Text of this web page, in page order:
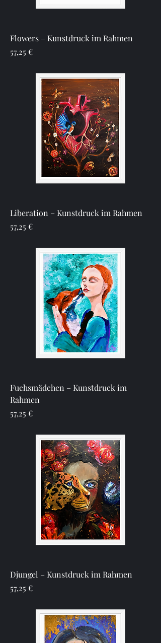
Flowers – Kunstdruck im Rahmen
Preis
57,25 €
Liberation – Kunstdruck im Rahmen
Preis
57,25 €
Fuchsmädchen – Kunstdruck im
Rahmen
Preis
57,25 €
Djungel – Kunstdruck im Rahmen
Preis
57,25 €